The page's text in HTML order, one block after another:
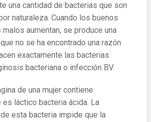
una cantidad de bacterias que son
naturaleza. Cuando los buenos
aumentan, se produce una
no se ha encontrado una razón
exactamente las bacterias
bacteriana o infección BV.
de una mujer contiene
es láctico bacteria ácida. La
esta bacteria impide que la